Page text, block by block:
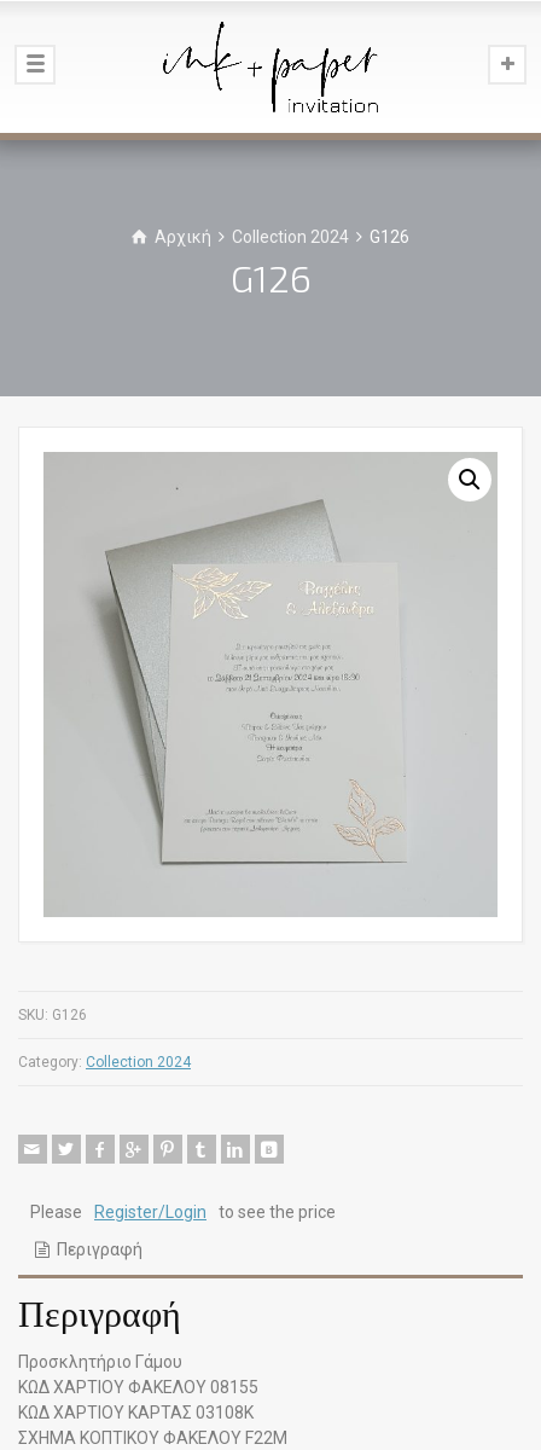
Αρχική Collection 2024 G126
G126
SKU: G126
Category: Collection 2024
Please Register/Login
to see the price
Περιγραφή
Περιγραφή
Προσκλητήριο Γάμου
ΚΩΔ ΧΑΡΤΙΟΥ ΦΑΚΕΛΟΥ 08155
ΚΩΔ ΧΑΡΤΙΟΥ ΚΑΡΤΑΣ 03108K
ΣΧΗΜΑ ΚΟΠΤΙΚΟΥ ΦΑΚΕΛΟΥ F22M